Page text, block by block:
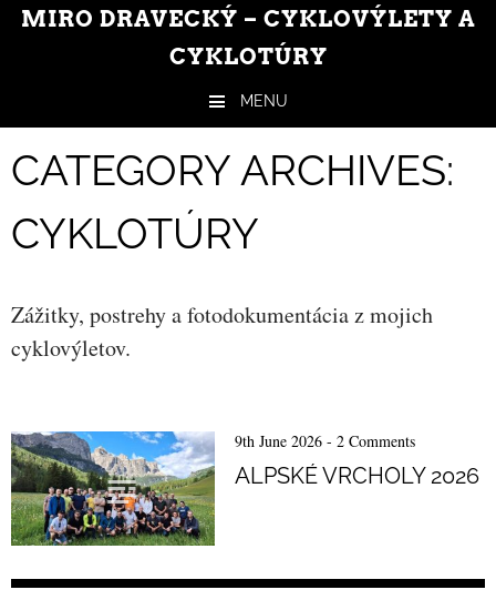
MIRO DRAVECKÝ – CYKLOVÝLETY A
CYKLOTÚRY
MENU
CATEGORY ARCHIVES:
CYKLOTÚRY
Zážitky, postrehy a fotodokumentácia z mojich
cyklovýletov.
9th June 2026 - 2 Comments
ALPSKÉ VRCHOLY 2026